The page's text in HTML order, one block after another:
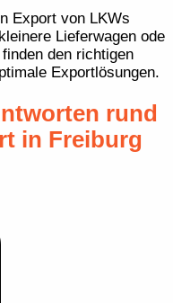
Export von LKWs
Lieferwagen oder
den richtigen
Exportlösungen.
rund
in Freiburg